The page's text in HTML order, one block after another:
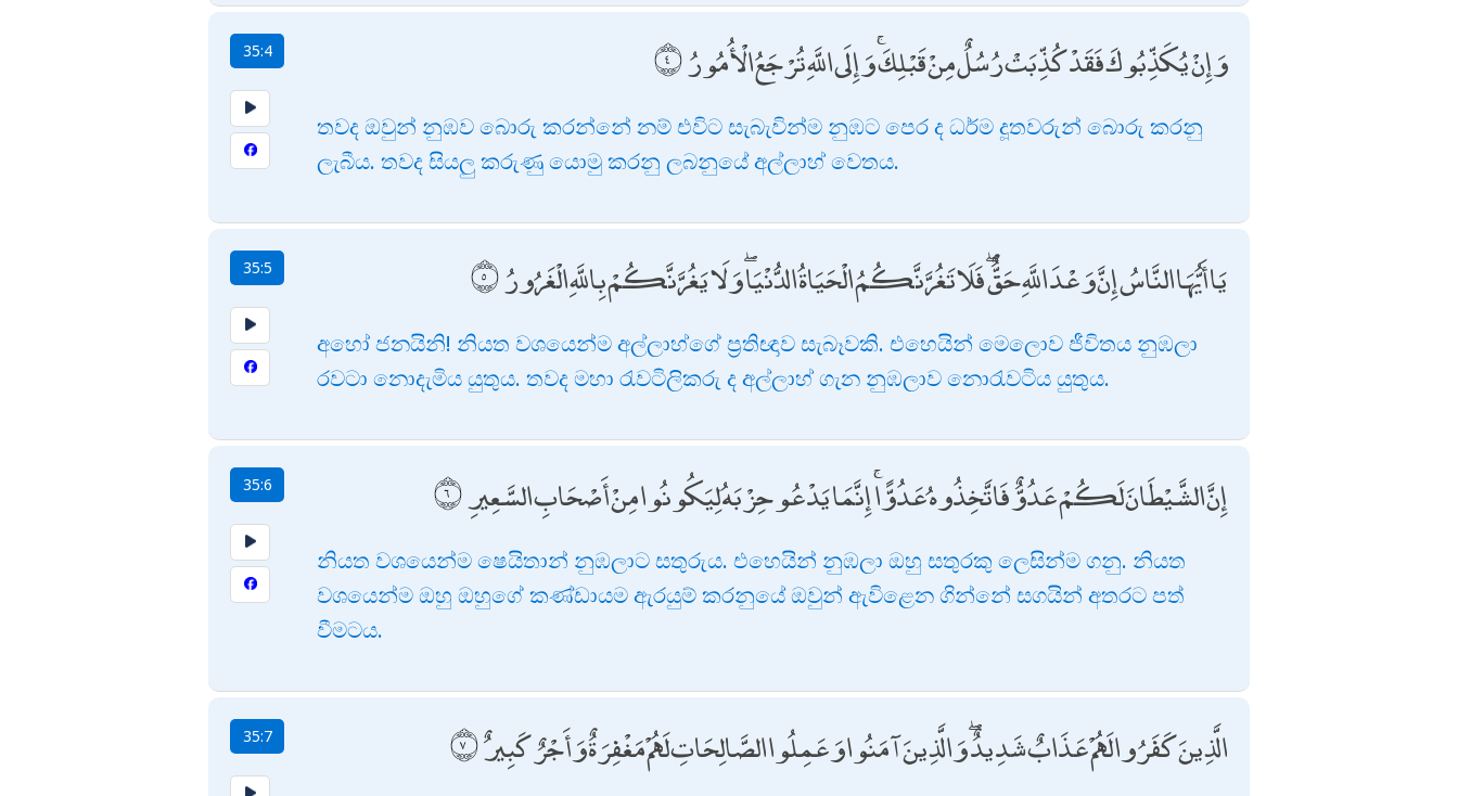
35:4 وَإِنْ يُكَذِّبُوكَ فَقَدْ كُذِّبَتْ رُسُلٌ مِنْ قَبْلِكَ ۚ وَإِلَى اللَّهِ تُرْجَعُ الْأُمُورُ
තවද ඔවුන් නුඹව බොරු කරන්නේ නම් එවිට සැබැවින්ම නුඹට පෙර ද ධර්ම දූතවරුන් බොරු කරනු
ලැබීය. තවද සියලු කරුණු යොමු කරනු ලබනුයේ අල්ලාහ් වෙතය.
35:5 يَا أَيُّهَا النَّاسُ إِنَّ وَعْدَ اللَّهِ حَقٌّ ۖ فَلَا تَغُرَّنَّكُمُ الْحَيَاةُ الدُّنْيَا ۖ وَلَا يَغُرَّنَّكُمْ بِاللَّهِ الْغَرُورُ
අහෝ ජනයිනි! නියත වශයෙන්ම අල්ලාහ්ගේ ප්‍රතිඥාව සැබෑවකි. එහෙයින් මෙලොව ජීවිතය නුඹලා
රවටා නොදැමිය යුතුය. තවද මහා රැවටිලිකරු ද අල්ලාහ් ගැන නුඹලාව නොරැවටිය යුතුය.
35:6 إِنَّ الشَّيْطَانَ لَكُمْ عَدُوٌّ فَاتَّخِذُوهُ عَدُوًّا ۚ إِنَّمَا يَدْعُو حِزْبَهُ لِيَكُونُوا مِنْ أَصْحَابِ السَّعِيرِ
නියත වශයෙන්ම ෂෙයිතාන් නුඹලාට සතුරුය. එහෙයින් නුඹලා ඔහු සතුරකු ලෙසින්ම ගනු. නියත
වශයෙන්ම ඔහු ඔහුගේ කණ්ඩායම ඇරයුම් කරනුයේ ඔවුන් ඇවිළෙන ගින්නේ සගයින් අතරට පත්
වීමටය.
35:7 الَّذِينَ كَفَرُوا لَهُمْ عَذَابٌ شَدِيدٌ ۖ وَالَّذِينَ آمَنُوا وَعَمِلُوا الصَّالِحَاتِ لَهُمْ مَغْفِرَةٌ وَأَجْرٌ كَبِيرٌ